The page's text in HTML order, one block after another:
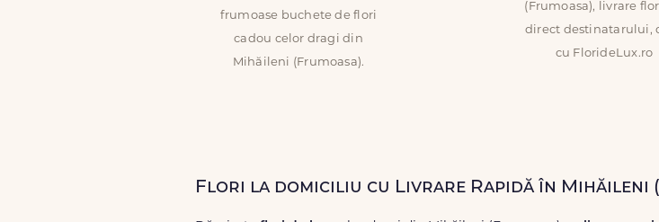
frumoase buchete de flori
cadou celor dragi din
Mihăileni (Frumoasa).
(Frumoasa), livrare
direct destinatarului,
cu FlorideLux.ro
Flori la domiciliu cu Livrare Rapidă în Mihăileni